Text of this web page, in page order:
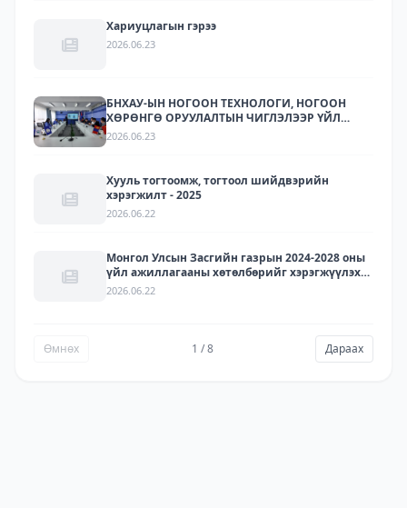
Хариуцлагын гэрээ
2026.06.23
БНХАУ-ЫН НОГООН ТЕХНОЛОГИ, НОГООН
ХӨРӨНГӨ ОРУУЛАЛТЫН ЧИГЛЭЛЭЭР ҮЙЛ
АЖИЛЛАГАА ЯВУУЛДАГ ЛАРИТЕК ХХК-ЫН
2026.06.23
Хууль тогтоомж, тогтоол шийдвэрийн
хэрэгжилт - 2025
2026.06.22
Монгол Улсын Засгийн газрын 2024-2028 оны
үйл ажиллагааны хөтөлбөрийг хэрэгжүүлэх
арга хэмжээний төлөвлөгөөний хэрэгжилт -
2026.06.22
Өмнөх 1 / 8 Дараах